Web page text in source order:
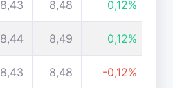
8,43 8,48 0,12%
8,44 8,49 0,12%
8,43 8,48 -0,12%